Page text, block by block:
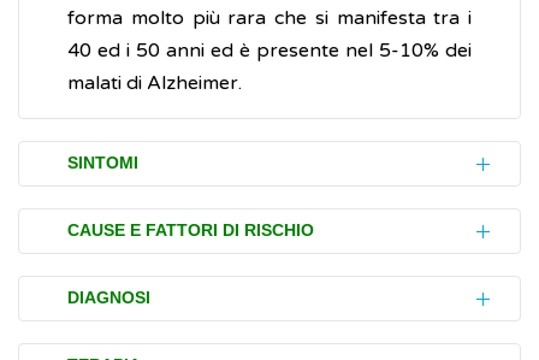
forma molto più rara che si manifesta tra i
40 ed i 50 anni ed è presente nel 5-10% dei
malati di Alzheimer.
SINTOMI
La progressione dei disturbi (sintomi) causati
dall'Alzheimer varia da individuo a individuo e
non è ancora possibile prevedere
esattamente la velocità di progressione e le
CAUSE E FATTORI DI RISCHIO
Attualmente, la causa dell'Alzheimer non è
conosciuta, ma negli anni sono stati
DIAGNOSI